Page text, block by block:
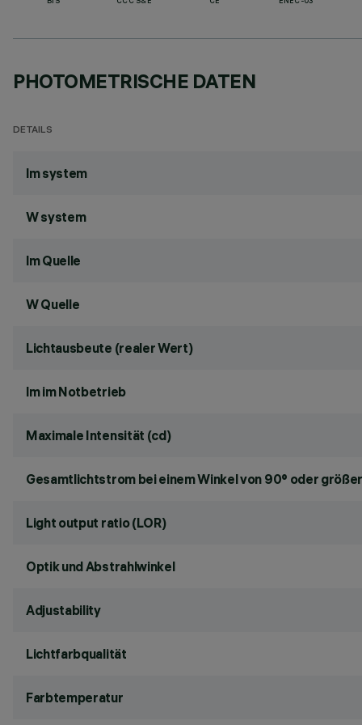
BIS CCC S&E CE ENEC-03
PHOTOMETRISCHE DATEN
DETAILS
lm system
W system
lm Quelle
W Quelle
Lichtausbeute (realer Wert)
lm im Notbetrieb
Maximale Intensität (cd)
Gesamtlichtstrom bei einem Winkel von 90° oder
Light output ratio (LOR)
Optik und Abstrahlwinkel
Adjustability
Lichtfarbqualität
Farbtemperatur